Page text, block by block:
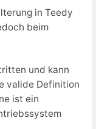
in Teedy
beim
und kann
valide Definition
ist ein